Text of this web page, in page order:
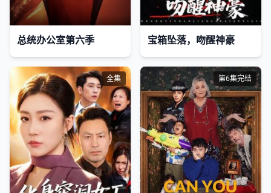
总统办公室第六季 宝箱坠落，吻醒神豪
全集 第6集完结